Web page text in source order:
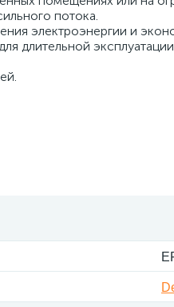
потока.
электроэнергии и
длительной